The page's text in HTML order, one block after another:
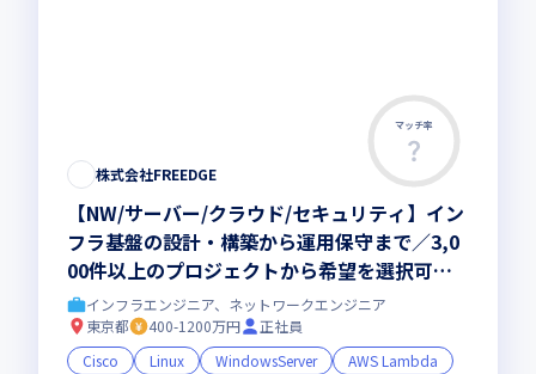
マッチ率
株式会社FREEDGE
【NW/サーバー/クラウド/セキュリティ】イン
フラ基盤の設計・構築から運用保守まで／3,0
00件以上のプロジェクトから希望を選択可
能！手厚いキャリア支援でPM・コンサル・理
想の働き方を実現
インフラエンジニア、ネットワークエンジニア
東京都
400-1200万円
正社員
Cisco
Linux WindowsServer
AWS Lambda